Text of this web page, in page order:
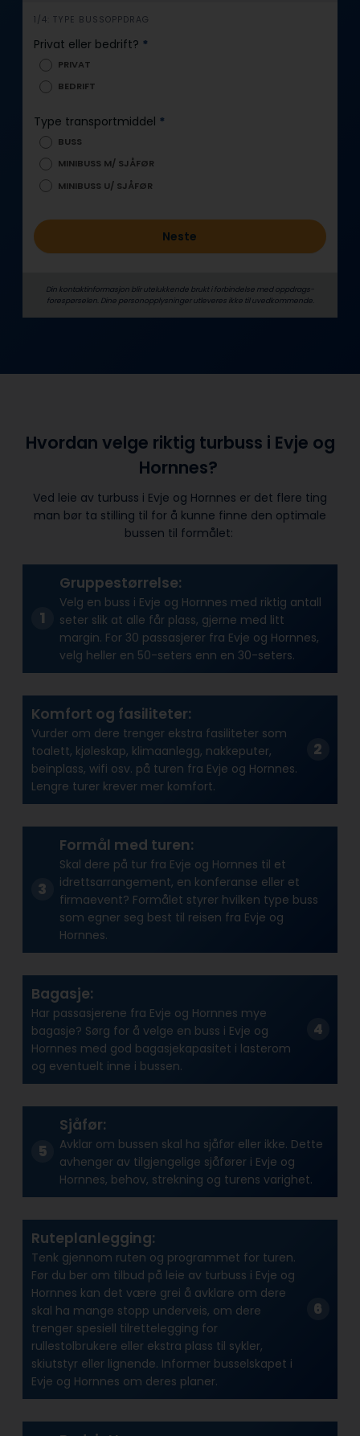
i
n
o
d
1/4: TYPE BUSSOPPDRAG
Privat eller bedrift? *
PRIVAT
BEDRIFT
Type transportmiddel *
BUSS
MINIBUSS M/ SJÅFØR
MINIBUSS U/ SJÅFØR
Neste
Din kontaktinformasjon blir utelukkende brukt i forbindelse med oppdrags­
forespørselen. Dine person­­opplysninger utleveres ikke til uvedkommende.
Hvordan velge riktig turbuss i Evje og
Hornnes?
Ved leie av turbuss i Evje og Hornnes er det flere ting
man bør ta stilling til for å kunne finne den optimale
bussen til formålet:
Gruppestørrelse:
Velg en buss i Evje og Hornnes med riktig antall
seter slik at alle får plass, gjerne med litt
margin. For 30 passasjerer fra Evje og Hornnes,
velg heller en 50-seters enn en 30-seters.
Komfort og fasiliteter:
Vurder om dere trenger ekstra fasiliteter som
toalett, kjøleskap, klimaanlegg, nakkeputer,
beinplass, wifi osv. på turen fra Evje og Hornnes.
Lengre turer krever mer komfort.
Formål med turen:
Skal dere på tur fra Evje og Hornnes til et
idrettsarrangement, en konferanse eller et
firmaevent? Formålet styrer hvilken type buss
som egner seg best til reisen fra Evje og
Hornnes.
Bagasje:
Har passasjerene fra Evje og Hornnes mye
bagasje? Sørg for å velge en buss i Evje og
Hornnes med god bagasjekapasitet i lasterom
og eventuelt inne i bussen.
Sjåfør:
Avklar om bussen skal ha sjåfør eller ikke. Dette
avhenger av tilgjengelige sjåfører i Evje og
Hornnes, behov, strekning og turens varighet.
Ruteplanlegging:
Tenk gjennom ruten og programmet for turen.
Før du ber om tilbud på leie av turbuss i Evje og
Hornnes kan det være grei å avklare om dere
skal ha mange stopp underveis, om dere
trenger spesiell tilrettelegging for
rullestolbrukere eller ekstra plass til sykler,
skiutstyr eller lignende. Informer busselskapet i
Evje og Hornnes om deres planer.